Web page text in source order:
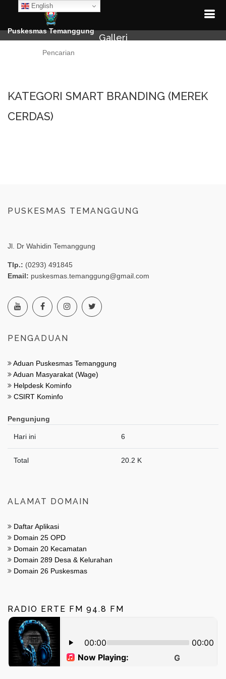
English
Puskesmas Temanggung
Galleri
KATEGORI SMART BRANDING (MEREK
CERDAS)
PUSKESMAS TEMANGGUNG
Jl. Dr Wahidin Temanggung
Tlp.: (0293) 491845
Email: puskesmas.temanggung@gmail.com
PENGADUAN
Aduan Puskesmas Temanggung
Aduan Masyarakat (Wage)
Helpdesk Kominfo
CSIRT Kominfo
Pengunjung
Hari ini 6
Total 20.2 K
ALAMAT DOMAIN
Daftar Aplikasi
Domain 25 OPD
Domain 20 Kecamatan
Domain 289 Desa & Kelurahan
Domain 26 Puskesmas
RADIO ERTE FM 94.8 FM